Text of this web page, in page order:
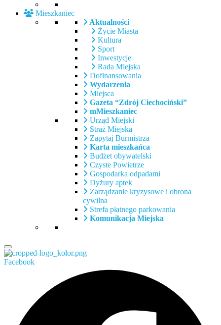
Mieszkaniec
Aktualności
Życie Miasta
Kultura
Sport
Inwestycje
Rada Miejska
Dofinansowania
Wydarzenia
Miejsca
Gazeta “Zdrój Ciechociński”
mMieszkaniec
Urząd Miejski
Straż Miejska
Zapytaj Burmistrza
Karta mieszkańca
Budżet obywatelski
Czyste Powietrze
Gospodarka odpadami
Dyżury aptek
Zarządzanie kryzysowe i obrona
cywilna
Strefa płatnego parkowania
Komunikacja Miejska
Facebook